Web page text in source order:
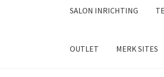
SALON INRICHTING
OUTLET MERK SITES